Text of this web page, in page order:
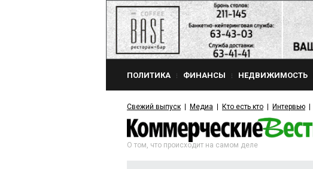
ПОЛИТИКА ФИНАНСЫ НЕДВИЖИМОСТЬ
Свежий выпуск Медиа Кто есть кто Интервью
О том, что происходит на самом деле